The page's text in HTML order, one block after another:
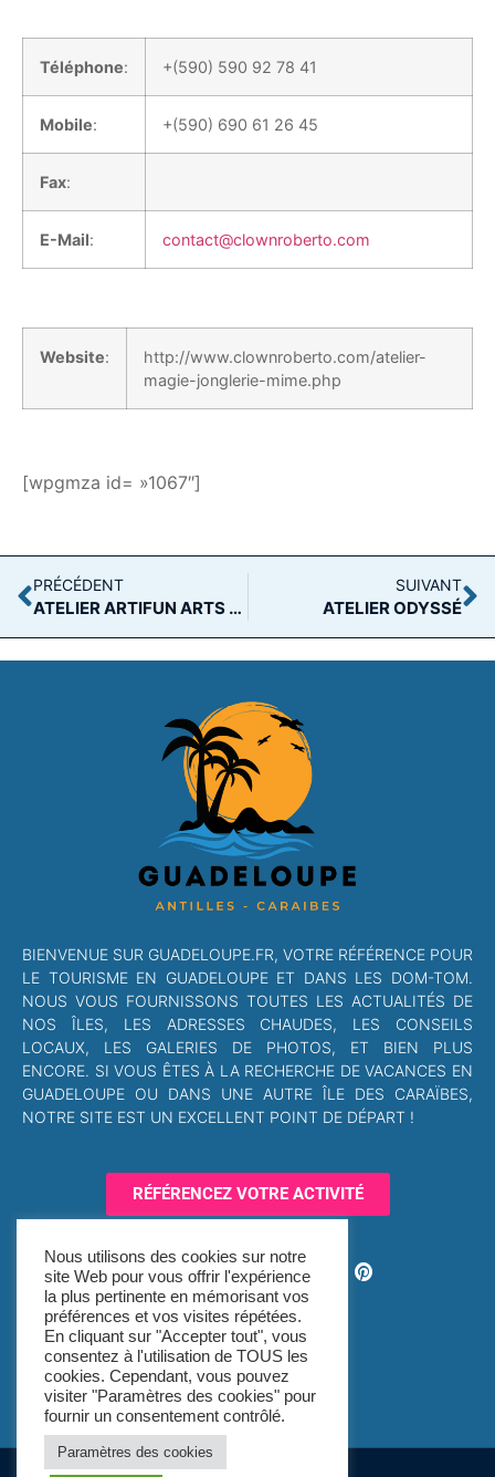
Téléphone: +(590) 590 92 78 41
Mobile: +(590) 690 61 26 45
Fax:
E-Mail: contact@clownroberto.com
Website:
http://www.clownroberto.com/atelier-
magie-jonglerie-mime.php
[wpgmza id= »1067″]
PRÉCÉDENT
ATELIER ARTIFUN ARTS PLASTIQUES ET LOISIRS CRÉATIF
SUIVANT
ATELIER ODYSSÉ
BIENVENUE SUR GUADELOUPE.FR, VOTRE RÉFÉRENCE POUR
LE TOURISME EN GUADELOUPE ET DANS LES DOM-TOM.
NOUS VOUS FOURNISSONS TOUTES LES ACTUALITÉS DE
NOS ÎLES, LES ADRESSES CHAUDES, LES CONSEILS
LOCAUX, LES GALERIES DE PHOTOS, ET BIEN PLUS
ENCORE. SI VOUS ÊTES À LA RECHERCHE DE VACANCES EN
GUADELOUPE OU DANS UNE AUTRE ÎLE DES CARAÏBES,
NOTRE SITE EST UN EXCELLENT POINT DE DÉPART !
RÉFÉRENCEZ VOTRE ACTIVITÉ
Nous utilisons des cookies sur notre
site Web pour vous offrir l'expérience
la plus pertinente en mémorisant vos
préférences et vos visites répétées.
En cliquant sur "Accepter tout", vous
consentez à l'utilisation de TOUS les
cookies. Cependant, vous pouvez
visiter "Paramètres des cookies" pour
fournir un consentement contrôlé.
Paramètres des cookies